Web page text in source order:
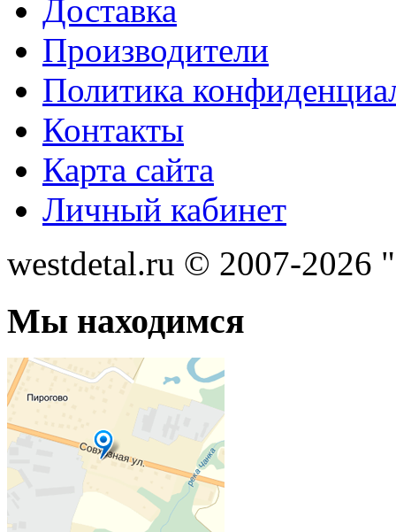
Доставка
Производители
Политика
Контакты
Карта сайта
Личный кабинет
westdetal.ru © 2007-2026
Мы находимся